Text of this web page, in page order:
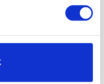
Cacciatori
Services by